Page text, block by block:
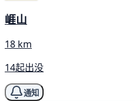
崕山
18 km
14起出没
通知